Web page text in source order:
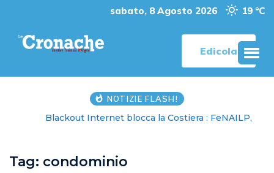
sabato, 8 Agosto 2026 19 °C
Edicola
NOTIZIE FLASH!
Blackout Internet blocca la Costiera : FeNAILP,